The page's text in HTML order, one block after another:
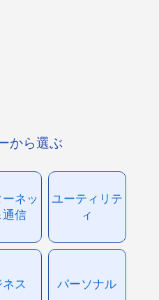
から選ぶ
ネッ
通信
ユーティリテ
ィ
ネス パーソナル